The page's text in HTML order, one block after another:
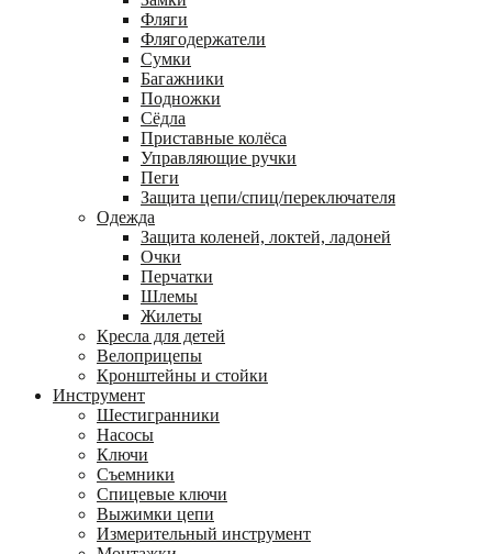
Фляги
Флягодержатели
Сумки
Багажники
Подножки
Сёдла
Приставные колёса
Управляющие ручки
Пеги
Защита цепи/спиц/переключателя
Одежда
Защита коленей, локтей, ладоней
Очки
Перчатки
Шлемы
Жилеты
Кресла для детей
Велоприцепы
Кронштейны и стойки
Инструмент
Шестигранники
Насосы
Ключи
Съемники
Спицевые ключи
Выжимки цепи
Измерительный инструмент